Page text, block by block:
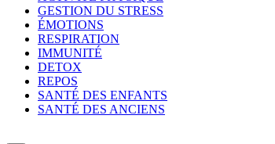
GESTION DU STRESS
ÉMOTIONS
RESPIRATION
IMMUNITÉ
DETOX
REPOS
SANTÉ DES ENFANTS
SANTÉ DES ANCIENS